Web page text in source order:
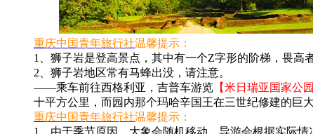
重庆中国青年旅行社温馨提示：
1、狮子岩是登高景点，其中有一个Z字形的阶梯，畏高
2、狮子岩地区常有马蜂出没，请注意。
——乘车前往西格利亚，吉普车游览 【米日瑞亚国家公园
十平方公里，而园内那个玛哈辛国王在三世纪修建的巨
重庆中国青年旅行社温馨提示：
1、由于季节原因，大象会随机移动，导游会根据实际